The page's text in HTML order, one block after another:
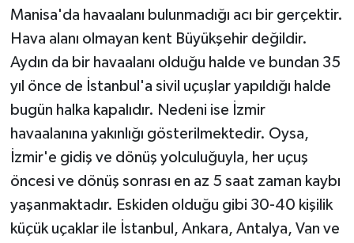
Manisa'da havaalanı bulunmadığı acı bir gerçektir.
Hava alanı olmayan kent Büyükşehir değildir.
Aydın da bir havaalanı olduğu halde ve bundan 35
yıl önce de İstanbul'a sivil uçuşlar yapıldığı halde
bugün halka kapalıdır. Nedeni ise İzmir
havaalanına yakınlığı gösterilmektedir. Oysa,
İzmir'e gidiş ve dönüş yolculuğuyla, her uçuş
öncesi ve dönüş sonrası en az 5 saat zaman kaybı
yaşanmaktadır. Eskiden olduğu gibi 30-40 kişilik
küçük uçaklar ile İstanbul, Ankara, Antalya, Van ve